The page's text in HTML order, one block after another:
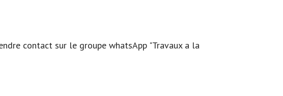
contact sur le groupe whatsApp "Travaux a la